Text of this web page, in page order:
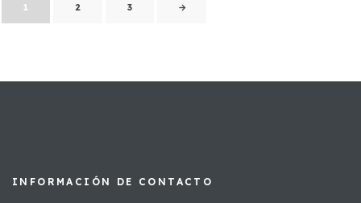
1 2 3 →
INFORMACIÓN DE CONTACTO